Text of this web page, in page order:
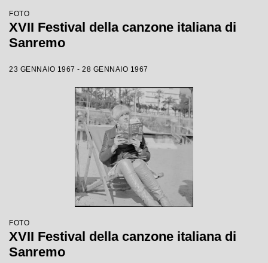
FOTO
XVII Festival della canzone italiana di
Sanremo
23 GENNAIO 1967 - 28 GENNAIO 1967
FOTO
XVII Festival della canzone italiana di
Sanremo